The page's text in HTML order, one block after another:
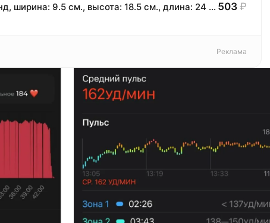
Косметичка Сима-ленд, ширина: 9.5 см., высота: 18.5 см., длина: 24 см., , серый 503 ₽
Реклама